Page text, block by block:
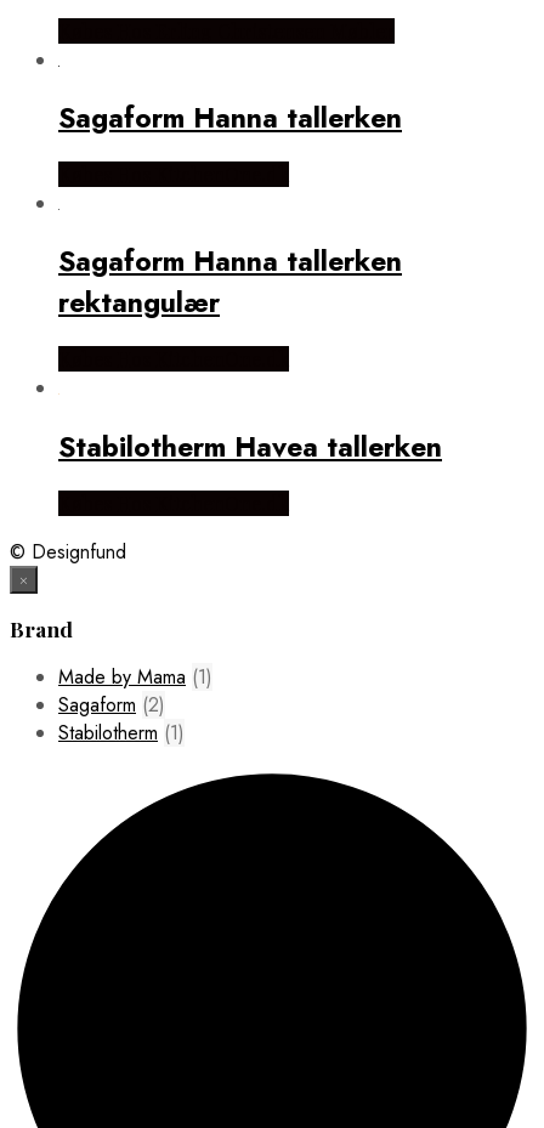
Sagaform Hanna tallerken
Sagaform Hanna tallerken
rektangulær
Stabilotherm Havea tallerken
© Designfund
×
Brand
Made by Mama (1)
Sagaform (2)
Stabilotherm (1)